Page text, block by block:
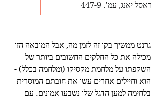
ראסל יאנג, עמ'. 447-9
גרנט ממשיך בקו זה לזמן מה, אבל המובאה הזו
מכילה את כל החלקים החשובים ביותר של
השקפתו על מלחמת מקסיקו (ומלחמה בכלל) -
הוא וחיילים אחרים עשו את חובתם המוסרית
בלחימה למען הדגל שלו נשבעו אמונים. עם